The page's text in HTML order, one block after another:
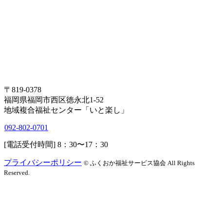
〒819-0378
福岡県福岡市西区徳永北1-52
地域複合福祉センター「いと楽し」
092-802-0701
[電話受付時間] 8：30〜17：30
プライバシーポリシー © ふくおか福祉サービス協会 All Rights
Reserved.